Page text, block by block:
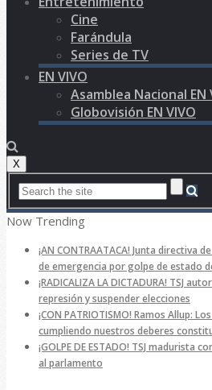
Cine
Farándula
Series de TV
EN VIVO
Asamblea Nacional EN
Globovisión EN VIVO
X
Now Trending
¡AN CONTRAATACA! Junta directiva
de emergencia por golpe de estado
¡RADICALIZA LA DICTADURA! TSJ
represión y suspender elecciones
¡CON PATRIOTISMO! Ramos Allup:
cumpliendo nuestros deberes
¡GOLPE DE ESTADO! TSJ madurista
al parlamento